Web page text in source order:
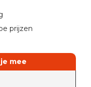
prijzen
mee